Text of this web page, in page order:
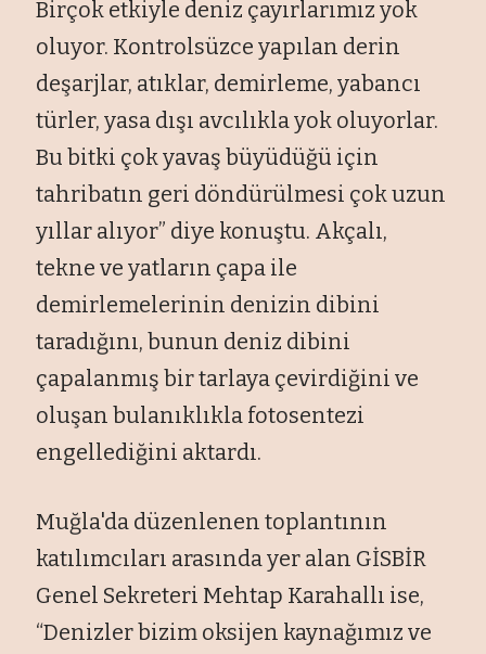
Birçok etkiyle deniz çayırlarımız yok
oluyor. Kontrolsüzce yapılan derin
deşarjlar, atıklar, demirleme, yabancı
türler, yasa dışı avcılıkla yok oluyorlar.
Bu bitki çok yavaş büyüdüğü için
tahribatın geri döndürülmesi çok uzun
yıllar alıyor” diye konuştu. Akçalı,
tekne ve yatların çapa ile
demirlemelerinin denizin dibini
taradığını, bunun deniz dibini
çapalanmış bir tarlaya çevirdiğini ve
oluşan bulanıklıkla fotosentezi
engellediğini aktardı.
Muğla'da düzenlenen toplantının
katılımcıları arasında yer alan GİSBİR
Genel Sekreteri Mehtap Karahallı ise,
“Denizler bizim oksijen kaynağımız ve